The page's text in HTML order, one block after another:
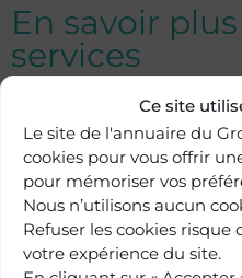
Ce site
Le site de l'annuaire du
cookies pour vous offrir
pour mémoriser vos
Nous n’utilisons aucun
Refuser les cookies
votre expérience du site.
En savoir
services
Hôpital Paris
Imagerie
Hôpital Paris